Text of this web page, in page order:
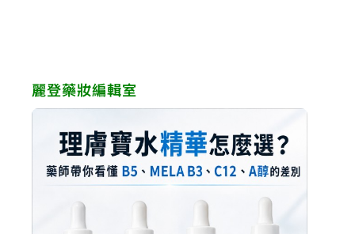
麗登藥妝編輯室